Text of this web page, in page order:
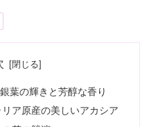
葉の輝きと芳醇な香り
ア原産の美しいアカシア